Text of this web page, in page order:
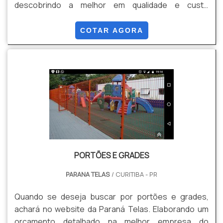
descobrindo a melhor em qualidade e custo
os profissionais especializados da Paraná Telas o
cliente conseguirá proteção com soluções para
necessário para a fixação deste tipo de cercamento.
MAIS INFORM...
COTAR AGORA
PORTÕES E GRADES
PARANA TELAS / CURITIBA - PR
Quando se deseja buscar por portões e grades,
achará no website da Paraná Telas. Elaborando um